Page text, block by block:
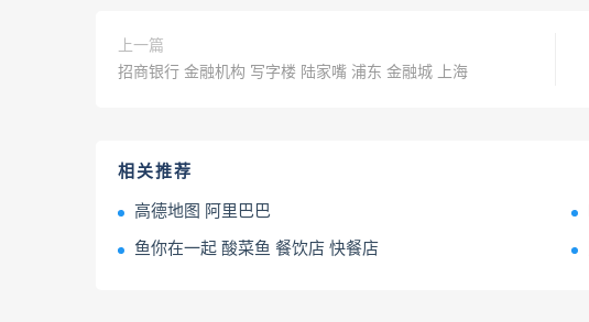
上一篇
招商银行 金融机构 写字楼 陆家嘴 浦东 金融城 上海
相关推荐
高德地图 阿里巴巴
鱼你在一起 酸菜鱼 餐饮店 快餐店